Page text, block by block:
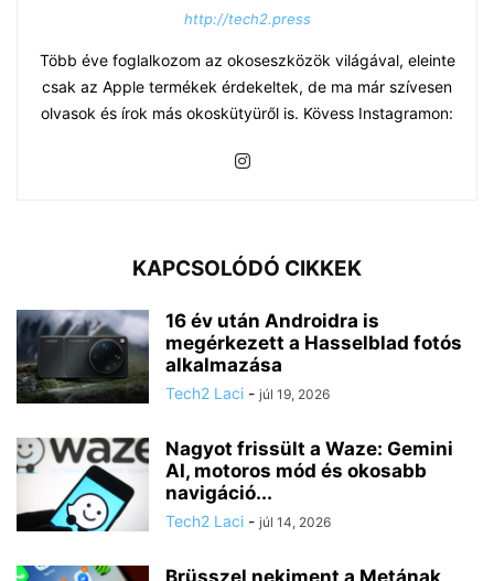
http://tech2.press
Több éve foglalkozom az okoseszközök világával, eleinte
csak az Apple termékek érdekeltek, de ma már szívesen
olvasok és írok más okoskütyüről is. Kövess Instagramon:
KAPCSOLÓDÓ CIKKEK
16 év után Androidra is
megérkezett a Hasselblad fotós
alkalmazása
Tech2 Laci - júl 19, 2026
Nagyot frissült a Waze: Gemini
AI, motoros mód és okosabb
navigáció...
Tech2 Laci - júl 14, 2026